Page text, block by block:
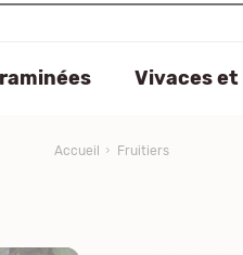
Vivaces et
Accueil Fruitiers